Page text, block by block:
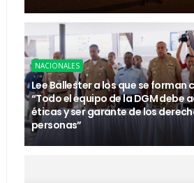
NACIONALES
Lee Ballester a los que se forman
“Todo el equipo de la DGM debe
éticas y ser garante de los
personas”